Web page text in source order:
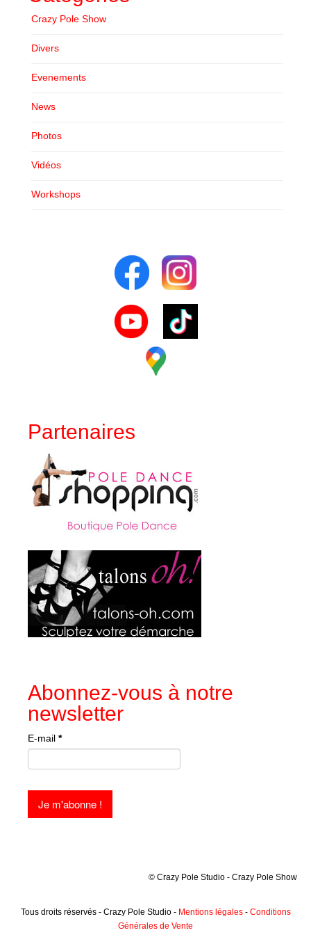
Shooting Workshops
Crazy Pole Show
Divers
Evenements
News
Photos
Vidéos
Workshops
Partenaires
Abonnez-vous à notre
newsletter
E-mail *
© Crazy Pole Studio - Crazy Pole Show
Tous droits réservés - Crazy Pole Studio - Mentions légales- Conditions
Générales de Vente